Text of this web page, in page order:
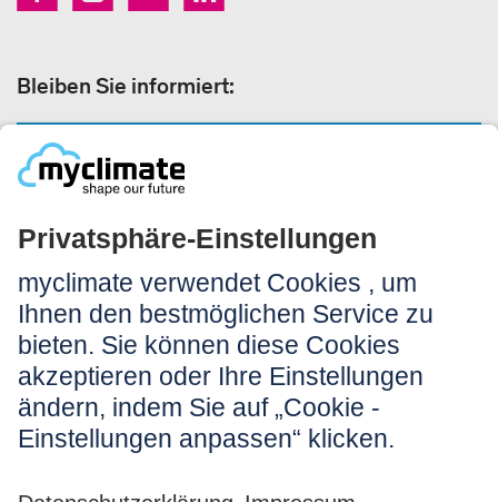
Bleiben Sie informiert:
Rechtliches:
Impressum
Nutzungshinweis
AGB
Datenschutz
Barrierefreiheit